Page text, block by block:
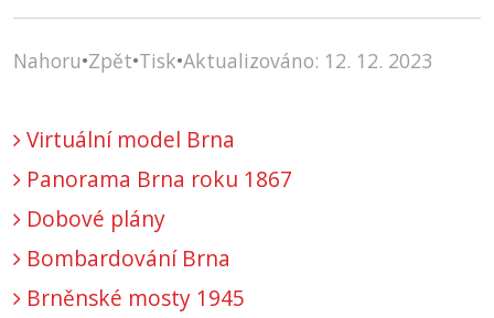
Nahoru•Zpět•Tisk•Aktualizováno: 12. 12. 2023
Virtuální model Brna
Panorama Brna roku 1867
Dobové plány
Bombardování Brna
Brněnské mosty 1945